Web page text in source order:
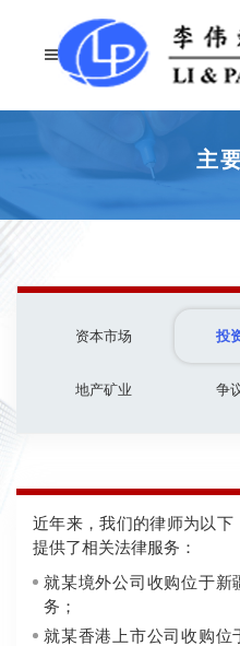
主
资本市场 投
地产矿业 争
近年来，我们的律师为以下
提供了相关法律服务：
就某境外公司收购位于新
务；
就某香港上市公司收购位